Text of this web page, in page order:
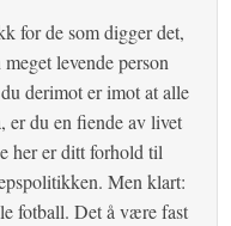
for de som digger det,
levende person
derimot er imot at alle
er du en fiende av livet
her er ditt forhold til
Men klart:
fotball. Det å være fast